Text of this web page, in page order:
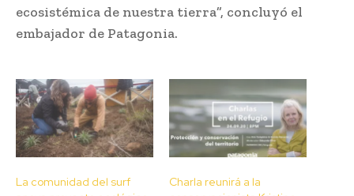
ecosistémica de nuestra tierra”, concluyó el
embajador de Patagonia.
La comunidad del surf
Charla reunirá a la